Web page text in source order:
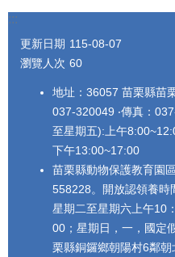
:::
更新日期 115-08-07
瀏覽人次 60
地址：36057 苗栗縣苗
037-320049 ‧傳真：
至星期五):上午
下午13:00~17:00
苗栗縣動物保護教育園
558228。開放認領養時
星期二至星期六上午10
00；星期日，一，國定
栗縣銅鑼鄉朝陽村6鄰